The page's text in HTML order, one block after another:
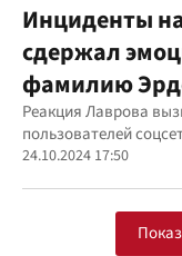
Инциденты
сдержал
фамилию
Реакция Лаврова
пользователей
24.10.2024 17:50